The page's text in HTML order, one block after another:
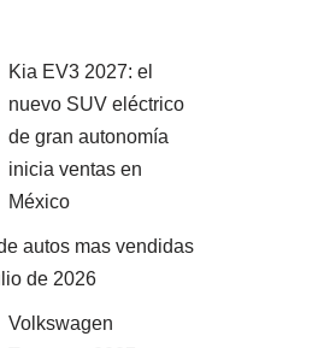
Kia EV3 2027: el
nuevo SUV eléctrico
de gran autonomía
inicia ventas en
México
autos mas vendidas
de 2026
Volkswagen